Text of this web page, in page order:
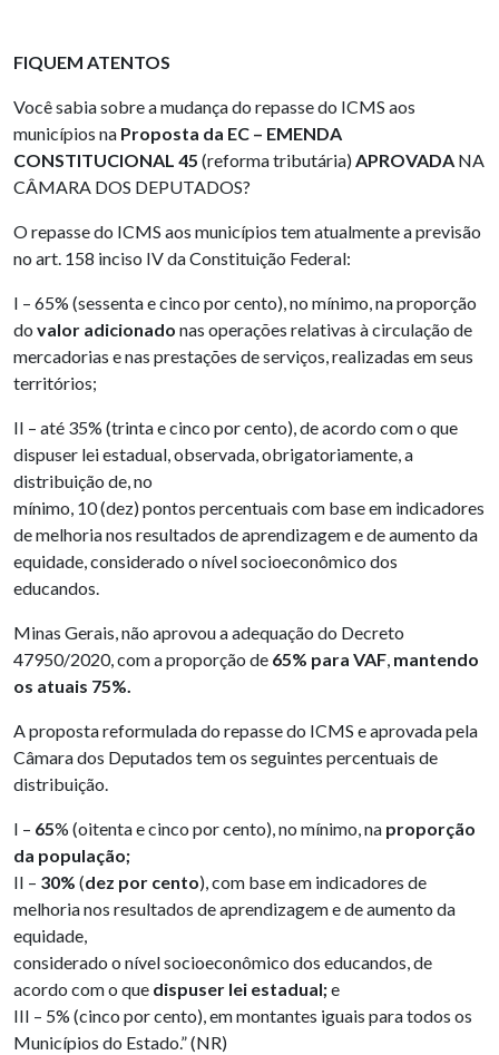
FIQUEM ATENTOS
Você sabia sobre a mudança do repasse do ICMS aos
municípios na Proposta da EC – EMENDA
CONSTITUCIONAL 45 (reforma tributária)APROVADA NA
CÂMARA DOS DEPUTADOS?
O repasse do ICMS aos municípios tem atualmente a previsão
no art. 158 inciso IV da Constituição Federal:
I – 65% (sessenta e cinco por cento), no mínimo, na proporção
do valor adicionado nas operações relativas à circulação de
mercadorias e nas prestações de serviços, realizadas em seus
territórios;
II – até 35% (trinta e cinco por cento), de acordo com o que
dispuser lei estadual, observada, obrigatoriamente, a
distribuição de, no
mínimo, 10 (dez) pontos percentuais com base em indicadores
de melhoria nos resultados de aprendizagem e de aumento da
equidade, considerado o nível socioeconômico dos
educandos.
Minas Gerais, não aprovou a adequação do Decreto
47950/2020, com a proporção de 65% para VAF, mantendo
os atuais 75%.
A proposta reformulada do repasse do ICMS e aprovada pela
Câmara dos Deputados tem os seguintes percentuais de
distribuição.
I – 65% (oitenta e cinco por cento), no mínimo, na proporção
da população;
II – 30% (dez por cento), com base em indicadores de
melhoria nos resultados de aprendizagem e de aumento da
equidade,
considerado o nível socioeconômico dos educandos, de
acordo com o que dispuser lei estadual;e
III – 5% (cinco por cento), em montantes iguais para todos os
Municípios do Estado.” (NR)